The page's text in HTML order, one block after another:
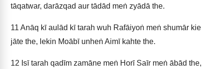
tāqatwar, darāzqad aur tādād meṅ zyādā the.
11 Anāq kī aulād kī tarah wuh Rafāiyoṅ meṅ shumār kie
jāte the, lekin Moābī unheṅ Aimī kahte the.
12 Isī tarah qadīm zamāne meṅ Horī Saīr meṅ ābād the,